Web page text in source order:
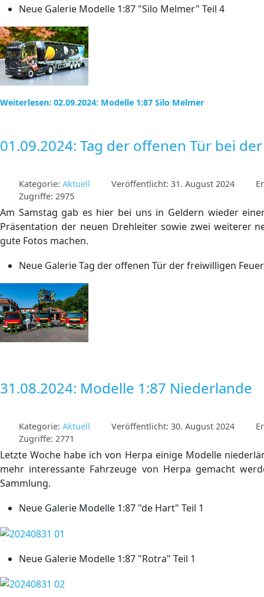
Neue Galerie Modelle 1:87 "Silo Melmer" Teil 4
Weiterlesen: 02.09.2024: Modelle 1:87 Silo Melmer
01.09.2024: Tag der offenen Tür bei
Kategorie: Aktuell Veröffentlicht: 31. August 2024
Zugriffe: 2975
Am Samstag gab es hier bei uns in Geldern wieder
Präsentation der neuen Drehleiter sowie zwei weiterer
gute Fotos machen.
Neue Galerie Tag der offenen Tür der freiwilligen
31.08.2024: Modelle 1:87 Niederlande
Kategorie: Aktuell Veröffentlicht: 30. August 2024
Zugriffe: 2771
Letzte Woche habe ich von Herpa einige Modelle
mehr interessante Fahrzeuge von Herpa gemacht
Sammlung.
Neue Galerie Modelle 1:87 "de Hart" Teil 1
Neue Galerie Modelle 1:87 "Rotra" Teil 1